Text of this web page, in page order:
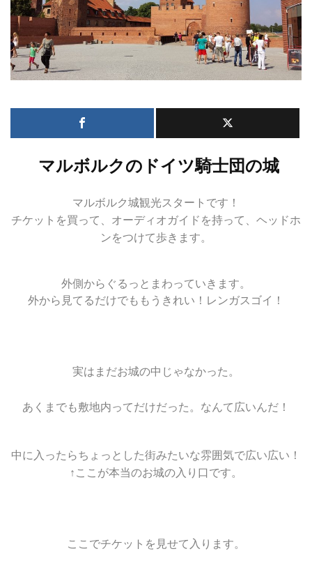
マルボルクのドイツ騎士団の城
マルボルク城観光スタートです！
チケットを買って、オーディオガイドを持って、ヘッドホ
ンをつけて歩きます。
外側からぐるっとまわっていきます。
外から見てるだけでももうきれい！レンガスゴイ！
実はまだお城の中じゃなかった。
あくまでも敷地内ってだけだった。なんて広いんだ！
中に入ったらちょっとした街みたいな雰囲気で広い広い！
↑ここが本当のお城の入り口です。
ここでチケットを見せて入ります。